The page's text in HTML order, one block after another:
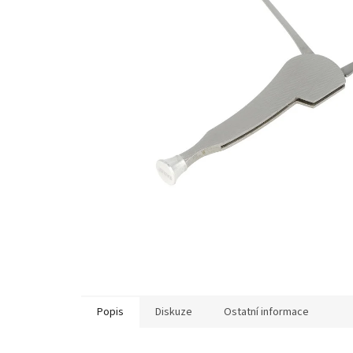
Popis Diskuze Ostatní informace